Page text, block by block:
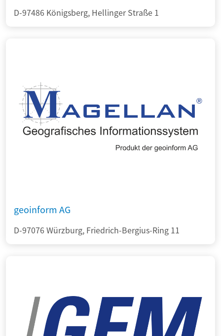
D-97486 Königsberg, Hellinger Straße 1
geoinform AG
D-97076 Würzburg, Friedrich-Bergius-Ring 11